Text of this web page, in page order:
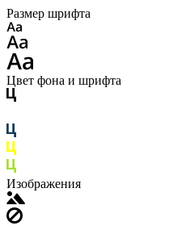
Размер шрифта
Цвет фона и шрифта
Изображения